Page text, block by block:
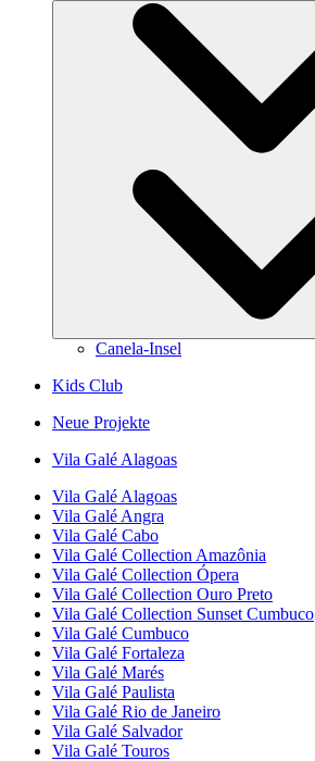
Canela-Insel
Kids Club
Neue Projekte
Vila Galé Alagoas
Vila Galé Alagoas
Vila Galé Angra
Vila Galé Cabo
Vila Galé Collection Amazônia
Vila Galé Collection Ópera
Vila Galé Collection Ouro Preto
Vila Galé Collection Sunset Cumbuco
Vila Galé Cumbuco
Vila Galé Fortaleza
Vila Galé Marés
Vila Galé Paulista
Vila Galé Rio de Janeiro
Vila Galé Salvador
Vila Galé Touros